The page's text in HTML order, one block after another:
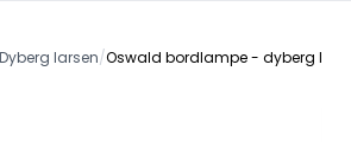
Dyberg larsen/Oswald bordlampe - dyberg